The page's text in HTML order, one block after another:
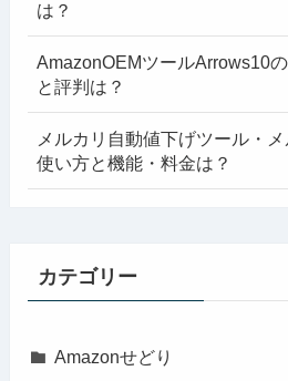
は？
AmazonOEMツールArrows10
と評判は？
メルカリ自動値下げツール・
使い方と機能・料金は？
カテゴリー
Amazonせどり